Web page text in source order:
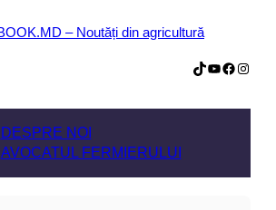
TikTok YouTube Facebook Instagram
DESPRE NOI
AVOCATUL FERMIERULUI